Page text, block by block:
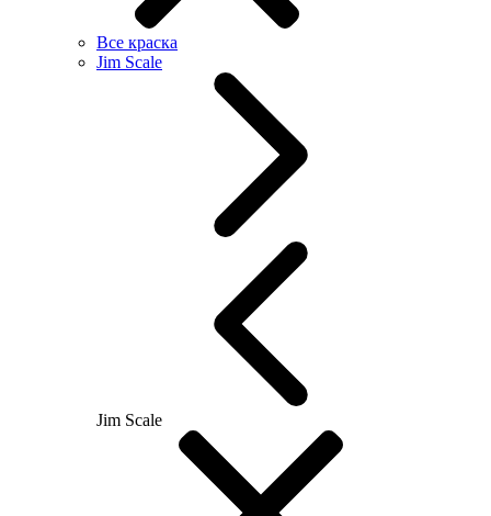
Все краска
Jim Scale
Jim Scale